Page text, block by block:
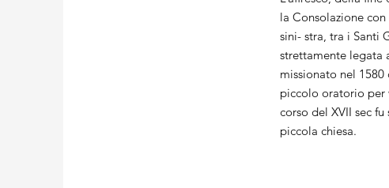
la Consolazione
sini- stra, tra i Santi
strettamente legata
missionato nel
piccolo oratorio per
corso del XVII sec
piccola chiesa.